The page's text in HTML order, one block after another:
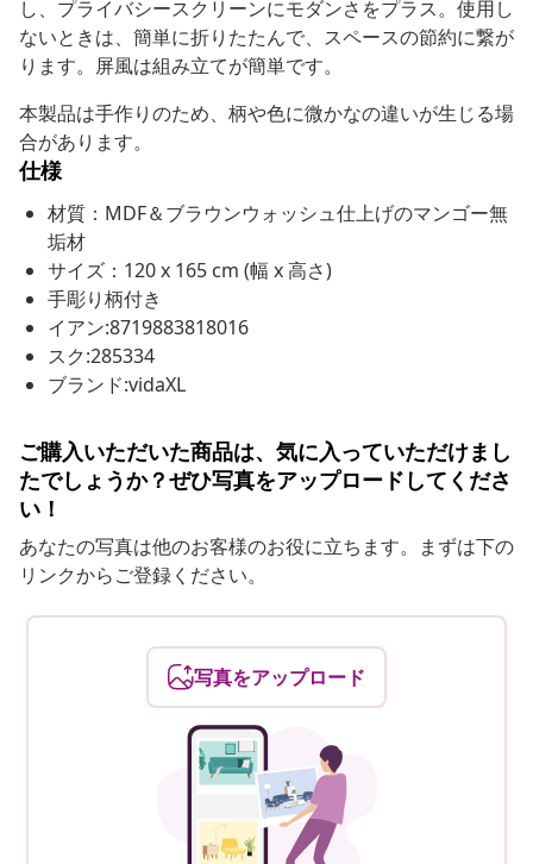
し、プライバシースクリーンにモダンさをプラス。使用し
ないときは、簡単に折りたたんで、スペースの節約に繋が
ります。屏風は組み立てが簡単です。
本製品は手作りのため、柄や色に微かなの違いが生じる場
合があります。
仕様
材質：MDF＆ブラウンウォッシュ仕上げのマンゴー無
垢材
サイズ：120 x 165 cm (幅 x 高さ)
手彫り柄付き
イアン:8719883818016
スク:285334
ブランド:vidaXL
ご購入いただいた商品は、気に入っていただけまし
たでしょうか？ぜひ写真をアップロードしてくださ
い！
あなたの写真は他のお客様のお役に立ちます。まずは下の
リンクからご登録ください。
写真をアップロード